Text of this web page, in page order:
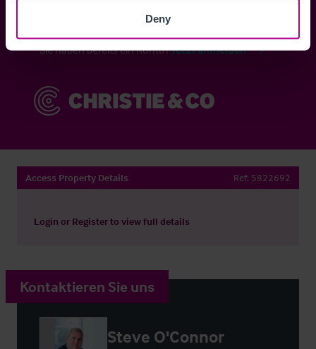
Deny
Sie haben bereits ein Konto? Jetzt anmelden
Access Property Details Ref: 5822692
Login or Registerto view full details
Kontaktieren Sie uns
Steve O'Connor